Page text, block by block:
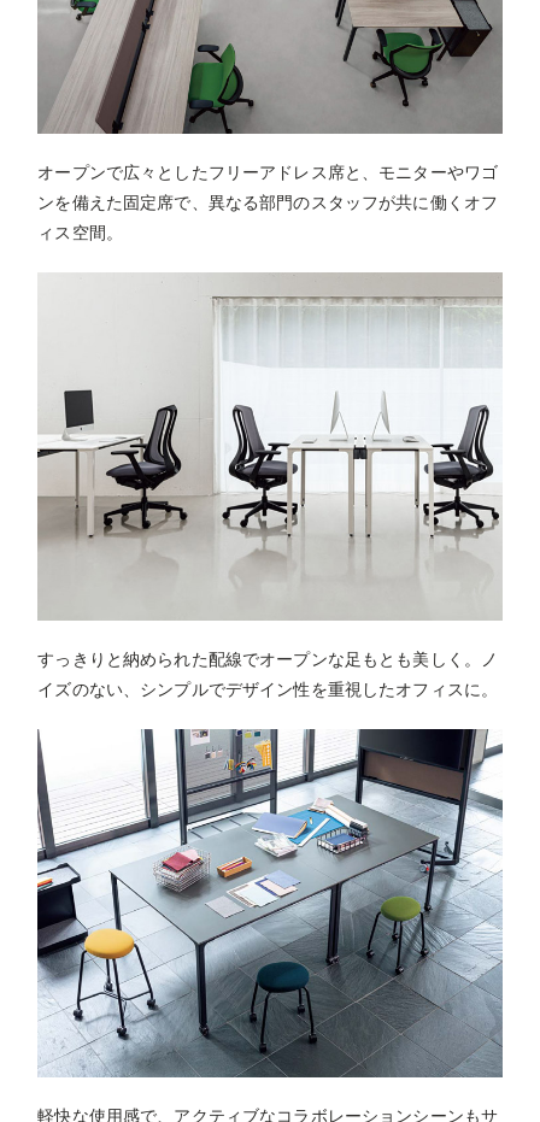
オープンで広々としたフリーアドレス席と、モニターやワゴ
ンを備えた固定席で、異なる部門のスタッフが共に働くオフ
ィス空間。
すっきりと納められた配線でオープンな足もとも美しく。ノ
イズのない、シンプルでデザイン性を重視したオフィスに。
軽快な使用感で、アクティブなコラボレーションシーンもサ